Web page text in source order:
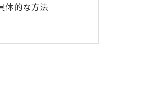
体的な方法
敗例
訣とは？
おすすめポイント